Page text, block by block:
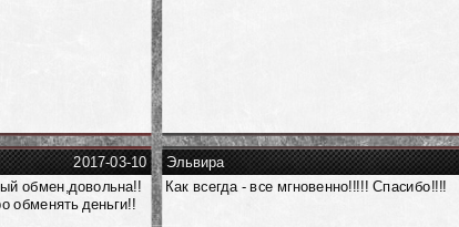
2017-03-10
обмен,довольна!!
обменять деньги!!
Эльвира
Как всегда - все мгновенно!!!!! Спасибо!!!!